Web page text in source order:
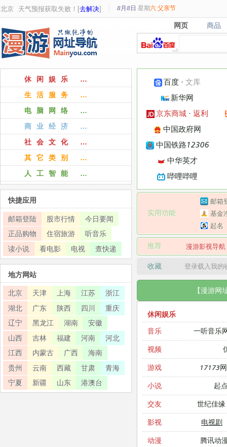
北京 天气预报获取失败！[去解决] 8月8日 星期六 父亲节
网页
网页 商品
商品
百度 ·文库
新华网
京东商城 ·返利
中国政府网
中国铁路12306
中华英才
哔哩哔哩
实用功能
邮箱
基金
起名
推荐 漫游影视导航
收藏 登录载入我
【漫游网
休闲娱乐
音乐
一听音乐
视频
游戏 17173
小说 起
交友 世纪佳缘
影视 电视剧
动漫 腾讯动
休闲娱乐 …
生活服务 …
电脑网络 …
商业经济 …
社会文化 …
其它类别 …
人工智能 …
快捷应用
邮箱登陆 股市行情
今日要闻
正品购物
住宿旅游
听音乐
读小说
看电影 电视 查快递
地方网站
北京 天津 上海 江苏
浙江
湖北
广东 陕西 四川
重庆
辽宁
黑龙江 湖南
安徽
山西
吉林 福建 河南
河北
江西
内蒙古 广西
海南
贵州
云南 西藏 甘肃
青海
宁夏
新疆 山东 港澳台